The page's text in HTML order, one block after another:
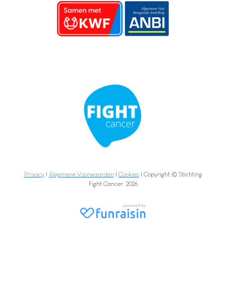
Privacy| Algemene Voorwaarden | Cookies | Copyright © Stichting
Fight Cancer. 2026